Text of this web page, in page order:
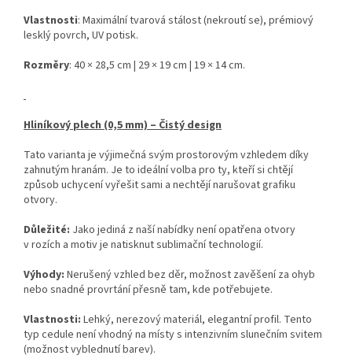
Vlastnosti: Maximální tvarová stálost (nekroutí se), prémiový
lesklý povrch, UV potisk.
Rozměry: 40 × 28,5 cm | 29 × 19 cm | 19 × 14 cm.
Hliníkový plech (0,5 mm) – Čistý design
Tato varianta je výjimečná svým prostorovým vzhledem díky
zahnutým hranám. Je to ideální volba pro ty, kteří si chtějí
způsob uchycení vyřešit sami a nechtějí narušovat grafiku
otvory.
Důležité: Jako jediná z naší nabídky není opatřena otvory
v rozích a motiv je natisknut sublimační technologií.
Výhody: Nerušený vzhled bez děr, možnost zavěšení za ohyb
nebo snadné provrtání přesně tam, kde potřebujete.
Vlastnosti: Lehký, nerezový materiál, elegantní profil. Tento
typ cedule není vhodný na místy s intenzivním slunečním svitem
(možnost vyblednutí barev).